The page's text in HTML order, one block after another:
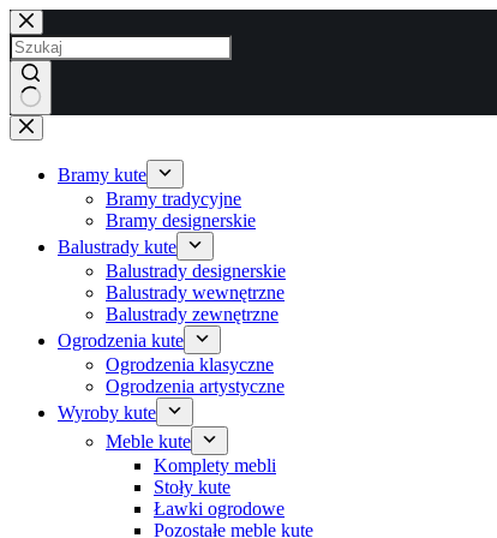
Przejdź
do
treści
Brak
wyników
Bramy kute
Bramy tradycyjne
Bramy designerskie
Balustrady kute
Balustrady designerskie
Balustrady wewnętrzne
Balustrady zewnętrzne
Ogrodzenia kute
Ogrodzenia klasyczne
Ogrodzenia artystyczne
Wyroby kute
Meble kute
Komplety mebli
Stoły kute
Ławki ogrodowe
Pozostałe meble kute